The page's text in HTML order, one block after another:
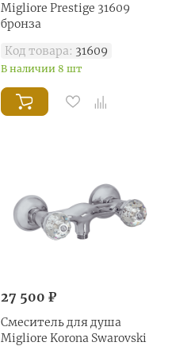
Migliore Prestige 31609
бронза
Код товара: 31609
В наличии 8 шт
27 500 ₽
Смеситель для душа
Migliore Korona Swarovski